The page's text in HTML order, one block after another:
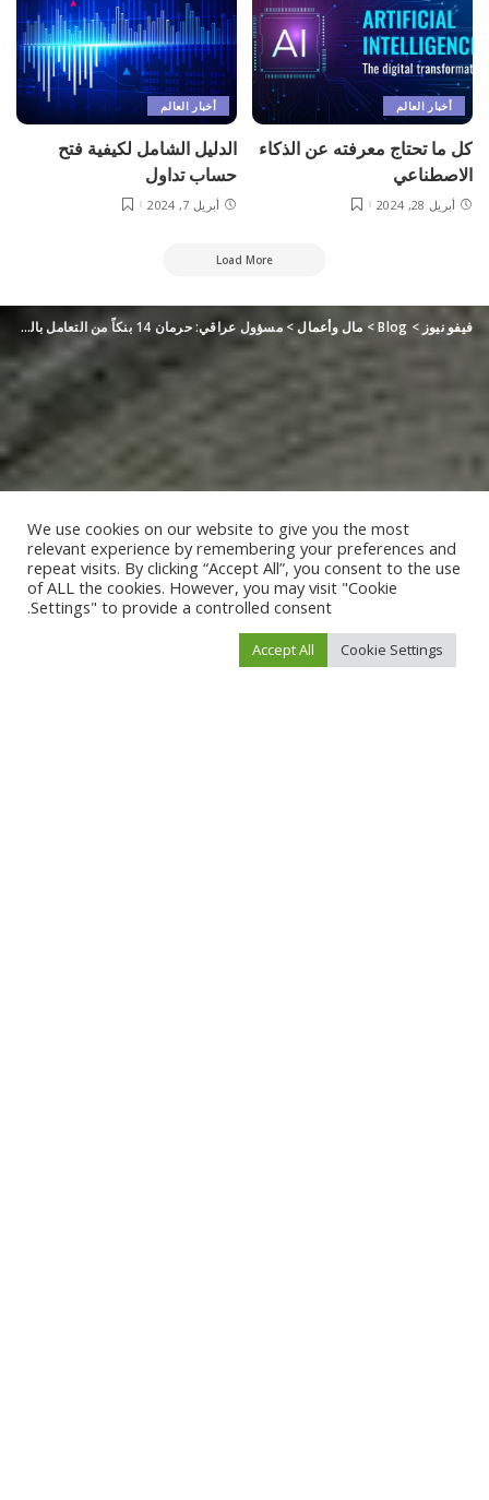
أخبار العالم
كل ما تحتاج معرفته عن الذكاء
الاصطناعي
أبريل 28, 2024
أخبار العالم
الدليل الشامل لكيفية فتح
حساب تداول
أبريل 7, 2024
Load More
فيفو نيوز >
Blog
> مال وأعمال>مسؤول عراقي: حرمان 14 بنكاً من التعامل بالدولار أدى لارتفاع سعر صرفه
We use cookies on our website to give you the most
relevant experience by remembering your preferences and
repeat visits. By clicking “Accept All”, you consent to the use
of ALL the cookies. However, you may visit "Cookie
Settings" to provide a controlled consent.
Cookie Settings
Accept All